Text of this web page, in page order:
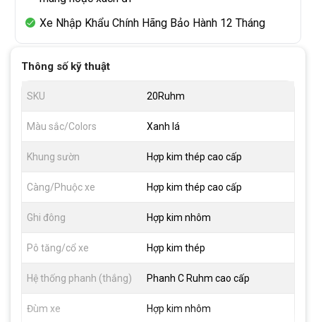
Xe Nhập Khẩu Chính Hãng Bảo Hành 12 Tháng
Thông số kỹ thuật
SKU 20Ruhm
Màu sắc/Colors Xanh lá
Khung sườn Hợp kim thép cao cấp
Càng/Phuộc xe Hợp kim thép cao cấp
Ghi đông Hợp kim nhôm
Pô tăng/cổ xe Hợp kim thép
Hệ thống phanh (thắng) Phanh C Ruhm cao cấp
Đùm xe Hợp kim nhôm